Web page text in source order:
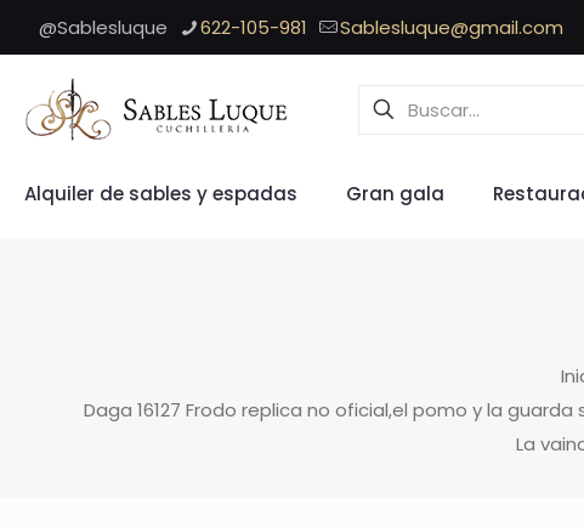
@Sablesluque 622-105-981 Sablesluque@gmail.com
Alquiler de sables y espadas Gran gala
Daga 16127 Frodo replica no oficial,el pomo y la
La